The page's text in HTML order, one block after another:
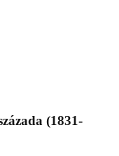
(1831-